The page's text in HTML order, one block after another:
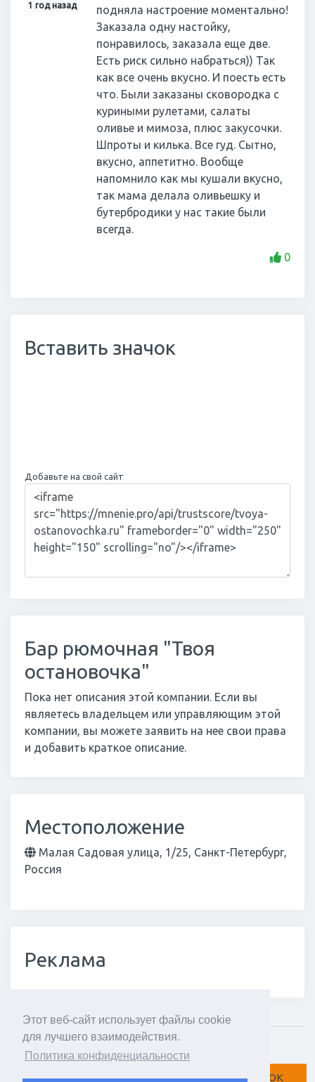
Этот веб-сайт использует файлы cookie
для лучшего взаимодействия.
Политика конфиденциальности
1 год назад
подняла настроение моментально!
Заказала одну настойку,
понравилось, заказала еще две.
Есть риск сильно набраться)) Так
как все очень вкусно. И поесть есть
что. Были заказаны сковородка с
куриными рулетами, салаты
оливье и мимоза, плюс закусочки.
Шпроты и килька. Все гуд. Сытно,
вкусно, аппетитно. Вообще
напомнило как мы кушали вкусно,
так мама делала оливьешку и
бутербродики у нас такие были
всегда.
0
Вставить значок
Добавьте на свой сайт
Бар рюмочная "Твоя
остановочка"
Пока нет описания этой компании. Если вы
являетесь владельцем или управляющим этой
компании, вы можете заявить на нее свои права
и добавить краткое описание.
Местоположение
Малая Садовая улица, 1/25, Санкт-Петербург,
Россия
Реклама
Мнение про
Вконтакте Facebook Twitter ОК